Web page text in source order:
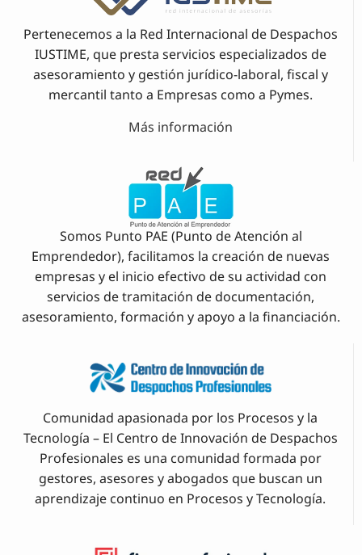
Pertenecemos a la Red Internacional de Despachos
IUSTIME, que presta servicios especializados de
asesoramiento y gestión jurídico-laboral, fiscal y
mercantil tanto a Empresas como a Pymes.
Más información
Somos Punto PAE (Punto de Atención al
Emprendedor), facilitamos la creación de nuevas
empresas y el inicio efectivo de su actividad con
servicios de tramitación de documentación,
asesoramiento, formación y apoyo a la financiación.
Comunidad apasionada por los Procesos y la
Tecnología – El Centro de Innovación de Despachos
Profesionales es una comunidad formada por
gestores, asesores y abogados que buscan un
aprendizaje continuo en Procesos y Tecnología.